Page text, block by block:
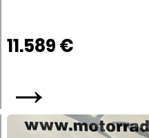
11.589 €
→